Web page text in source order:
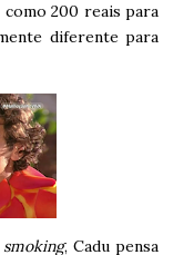
200 reais para
diferente para
smoking, Cadu pensa